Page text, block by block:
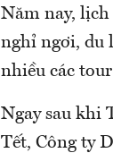
Năm nay, lịch
nghỉ ngơi, du
nhiều các
Ngay sau khi
Tết, Công ty